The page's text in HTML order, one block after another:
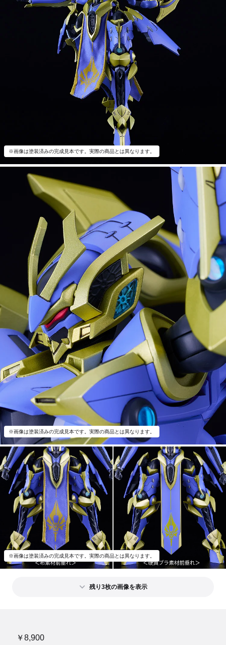
※画像は塗装済みの完成見本です。実際の商品とは異なります。
※画像は塗装済みの完成見本です。実際の商品とは異なります。
※画像は塗装済みの完成見本です。実際の商品とは異なります。
残り3枚の画像を表示
￥8,900